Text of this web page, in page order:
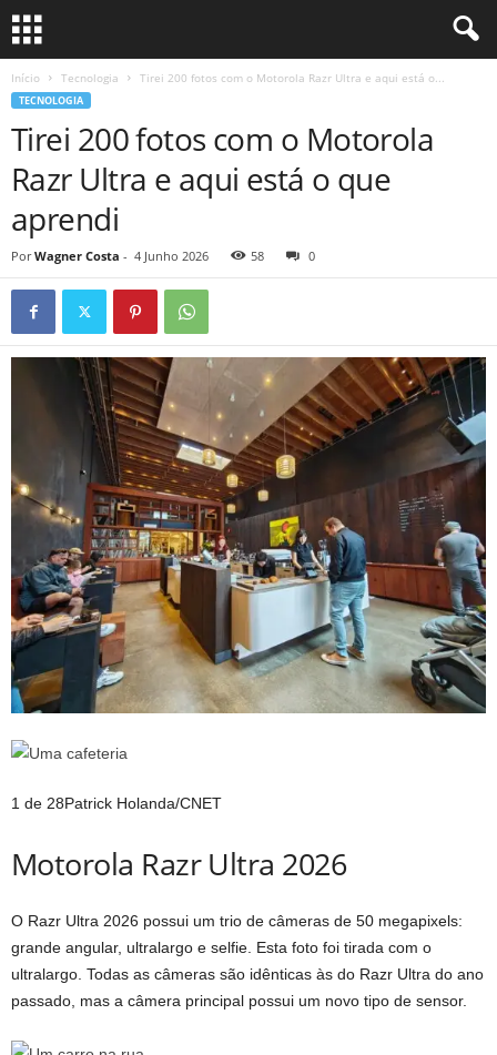
Início Tecnologia Tirei 200 fotos com o Motorola Razr Ultra e aqui está o...
TECNOLOGIA
Tirei 200 fotos com o Motorola
Razr Ultra e aqui está o que
aprendi
Por Wagner Costa - 4 Junho 2026 58 0
1 de 28Patrick Holanda/CNET
Motorola Razr Ultra 2026
O Razr Ultra 2026 possui um trio de câmeras de 50 megapixels:
grande angular, ultralargo e selfie. Esta foto foi tirada com o
ultralargo. Todas as câmeras são idênticas às do Razr Ultra do ano
passado, mas a câmera principal possui um novo tipo de sensor.